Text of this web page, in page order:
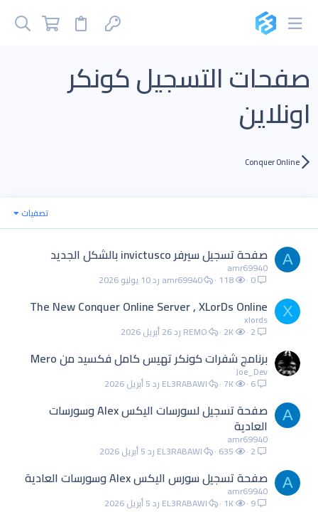
صفحات التسجيل كونكر
اونلاين
Conquer Online
تصفيات
A صفحة تسجيل سيرفر invictusco بالشكل الجديد
amr69940
0
118 10 يوليو 2026 amr69940
X
The New Conquer Online Server , XLorDs Online
xlords
2
2K 26 أبريل 2026 REMO
برنامج شفرات كونكر تهيس كامل فكسيد من Mero
Joe_Dev
6
7K 5 أبريل 2026 EL3RABAWI
A صفحة تسجيل لسورسات اليكس Alex وسورسات
العادية
amr69940
2
635 5 أبريل 2026 EL3RABAWI
A صفحة تسجيل سورس اليكس Alex وسورسات العادية
amr69940
9
1K 5 أبريل 2026 EL3RABAWI